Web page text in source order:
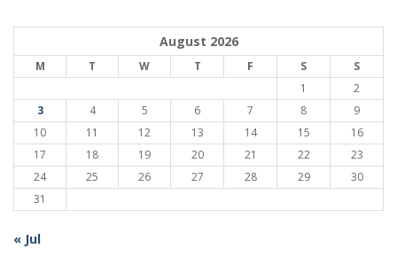
August 2026
M T W T F S
S
1
2
3
4 5 6 7 8
9
10
11 12 13 14 15
16
17
18 19 20 21 22
23
24
25 26 27 28 29
30
31
« Jul